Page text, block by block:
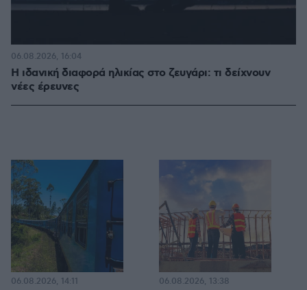
Η ιδανική διαφορά ηλικίας στο ζευγάρι: τι δείχνουν
νέες έρευνες
06.08.2026, 16:04
06.08.2026, 14:11 06.08.2026, 13:38